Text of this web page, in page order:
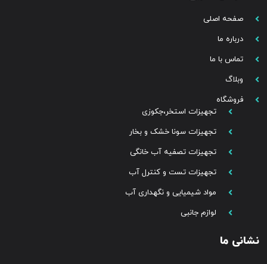
صفحه اصلی
درباره ما
تماس با ما
وبلاگ
فروشگاه
تجهیزات استخر،جکوزی
تجهیزات سونا خشک و بخار
تجهیزات تصفیه آب خانگی
تجهیزات تست و کنترل آب
مواد شیمیایی و نگهداری آب
لوازم جانبی
نشانی ما